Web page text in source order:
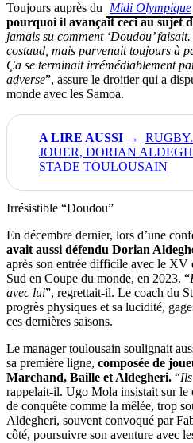
Toujours auprès du Midi Olympique
pourquoi il avançait ceci au sujet
jamais su comment ‘Doudou’
costaud, mais parvenait toujours à
Ça se terminait irrémédiablement
adverse”, assure le droitier qui a
monde avec les Samoa.
JOUER, DORIAN
STADE TOULOUSAIN
Irrésistible “Doudou”
En décembre dernier, lors d’une
avait aussi défendu Dorian
après son entrée difficile avec le XV
Sud en Coupe du monde, en 2023. “
avec lui”, regrettait-il. Le coach du
progrès physiques et sa lucidité,
ces dernières saisons.
Le manager toulousain soulignait
sa première ligne, composée de
Marchand, Baille et Aldegheri. “
rappelait-il. Ugo Mola insistait sur le
de conquête comme la mêlée, trop
Aldegheri, souvent convoqué par
côté, poursuivre son aventure avec